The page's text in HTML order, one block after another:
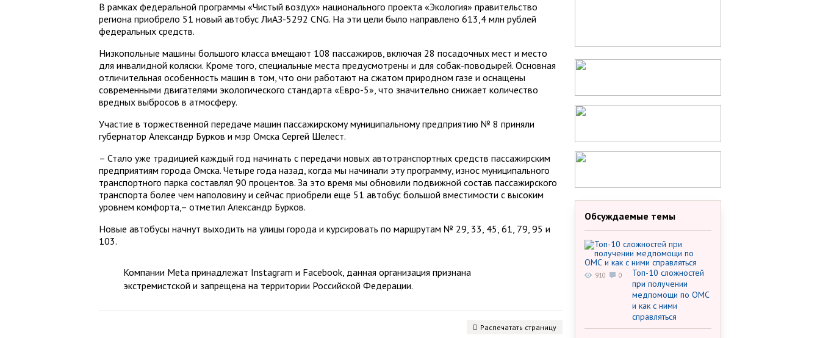
В рамках федеральной программы «Чистый воздух» национального проекта «Экология» правительство
региона приобрело 51 новый автобус ЛиАЗ-5292 CNG. На эти цели было направлено 613,4 млн рублей
федеральных средств.
Низкопольные машины большого класса вмещают 108 пассажиров, включая 28 посадочных мест и место
для инвалидной коляски. Кроме того, специальные места предусмотрены и для собак-поводырей. Основная
отличительная особенность машин в том, что они работают на сжатом природном газе и оснащены
современными двигателями экологического стандарта «Евро-5», что значительно снижает количество
вредных выбросов в атмосферу.
Участие в торжественной передаче машин пассажирскому муниципальному предприятию № 8 приняли
губернатор Александр Бурков и мэр Омска Сергей Шелест.
– Стало уже традицией каждый год начинать с передачи новых автотранспортных средств пассажирским
предприятиям города Омска. Четыре года назад, когда мы начинали эту программу, износ муниципального
транспортного парка составлял 90 процентов. За это время мы обновили подвижной состав пассажирского
транспорта более чем наполовину и сейчас приобрели еще 51 автобус большой вместимости с высоким
уровнем комфорта,– отметил Александр Бурков.
Новые автобусы начнут выходить на улицы города и курсировать по маршрутам № 29, 33, 45, 61, 79, 95 и
103.
Компании Meta принадлежат Instagram и Facebook, данная организация признана
экстремистской и запрещена на территории Российской Федерации.
Распечатать страницу
Обсуждаемые темы
Топ-10 сложностей
при получении
медпомощи по ОМС
и как с ними
справляться
910 0